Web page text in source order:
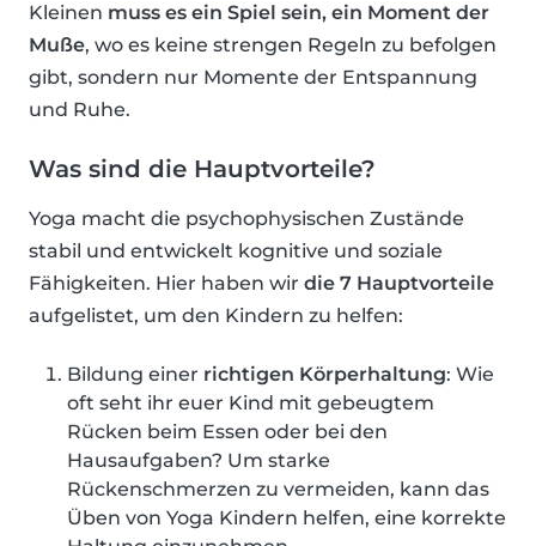
Kleinen muss es ein Spiel sein, ein Moment der
Muße, wo es keine strengen Regeln zu befolgen
gibt, sondern nur Momente der Entspannung
und Ruhe.
Was sind die Hauptvorteile?
Yoga macht die psychophysischen Zustände
stabil und entwickelt kognitive und soziale
Fähigkeiten. Hier haben wir die 7 Hauptvorteile
aufgelistet, um den Kindern zu helfen:
Bildung einer richtigen Körperhaltung: Wie
oft seht ihr euer Kind mit gebeugtem
Rücken beim Essen oder bei den
Hausaufgaben? Um starke
Rückenschmerzen zu vermeiden, kann das
Üben von Yoga Kindern helfen, eine korrekte